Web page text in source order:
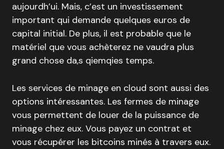
aujourdh’ui. Mais, c’est un investissement
important qui demande quelques euros de
capital initial. De plus, il est probable que le
matériel que vous achèterez ne vaudra plus
grand chose da,s qiemqies temps.
Les services de minage en cloud sont aussi des
options intéressantes. Les fermes de minage
vous permettent de louer de la puissance de
minage chez eux. Vous payez un contrat et
vous récupérer les bitcoins minés à travers eux.